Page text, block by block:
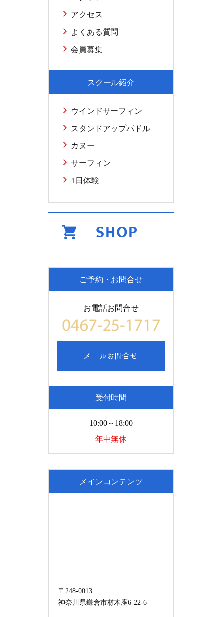
アクセス
よくある質問
会員募集
スクール紹介
ウインドサーフィン
スタンドアップパドル
カヌー
サーフィン
1日体験
ご予約・お問合せ
お電話お問合せ
受付時間
10:00～18:00
年中無休
メインコンテンツ
〒248-0013
神奈川県鎌倉市材木座6-22-6